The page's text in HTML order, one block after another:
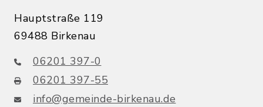
Hauptstraße 119
69488 Birkenau
06201 397-0
06201 397-55
info@gemeinde-birkenau.de